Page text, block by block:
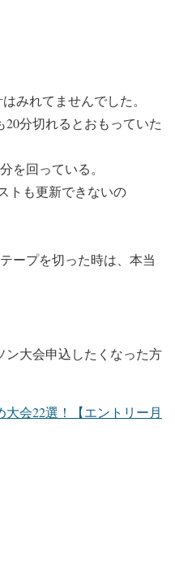
みれてませんでした。
分切れるとおもっていた
を回っている。
トも更新できないの
ープを切った時は、本当
ン大会申込したくなった方
会22選！【エントリー月